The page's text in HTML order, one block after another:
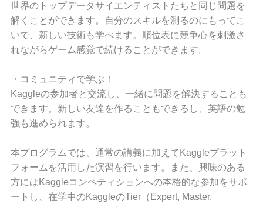
世界のトップデータサイエンティストたちと同じ問題を
解くことができます。自分のスキルを測るのにもってこ
いで、新しい技術も学べます。順位表に競争心を刺激さ
れながらゲーム感覚で続けることができます。
・コミュニティで学ぶ！
Kaggleの参加者と交流し、一緒に問題を解決することも
できます。新しい友達を作ることもできるし、英語の勉
強も進められます。
本プログラムでは、通常の講義に加えてKaggleプラット
フォームを活用した演習を行います。また、興味のある
方にはKaggleコンペティションへの本格的な参加をサポ
ートし、在学中のKaggleのTier（Expert, Master,